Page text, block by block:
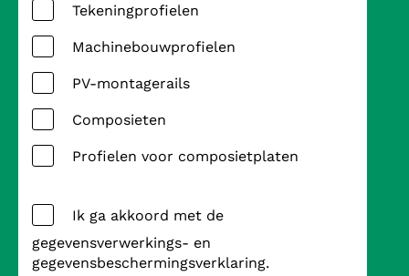
Tekeningprofielen
Machinebouwprofielen
PV-montagerails
Composieten
Profielen voor composietplaten
Ik ga akkoord met de
gegevensverwerkings- en
gegevensbeschermingsverklaring.